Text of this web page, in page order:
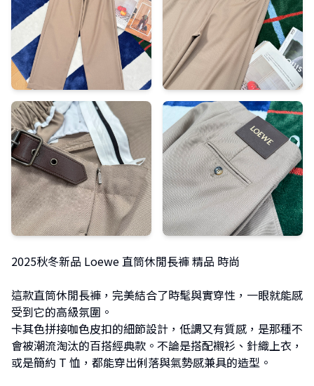
2025秋冬新品 Loewe 直筒休閒長褲 精品 時尚
這款直筒休閒長褲，完美結合了時髦與實穿性，一眼就能感
受到它的高級氛圍。
卡其色拼接咖色皮扣的細節設計，低調又有質感，是那種不
會被潮流淘汰的百搭經典款。不論是搭配襯衫、針織上衣，
或是簡約 T 恤，都能穿出俐落與氣勢感兼具的造型。